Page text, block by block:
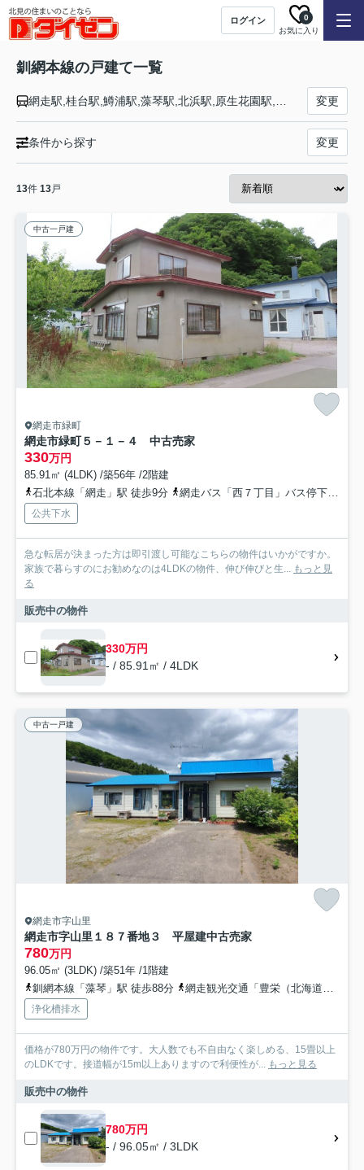
ログイン
お気に入り
0
釧網本線の戸建て一覧
変更
条件から探す 変更
13件 13戸
中古一戸建
網走市緑町
網走市緑町５－１－４ 中古売家
330万円
85.91㎡ (4LDK) /築56年 /2階建
石北本線「網走」駅 徒歩9分
網走バス「西７丁目」バス停下車 徒歩6分
公共下水
急な転居が決まった方は即引渡し可能なこちらの物件はいかがですか。
家族で暮らすのにお勧めなのは4LDKの物件、伸び伸びと生... もっと見
る
販売中の物件
330万円
- / 85.91㎡ / 4LDK
中古一戸建
網走市字山里
網走市字山里１８７番地３ 平屋建中古売家
780万円
96.05㎡ (3LDK) /築51年 /1階建
釧網本線「藻琴」駅 徒歩88分
網走観光交通「豊栄（北海道）」バス停下車 徒歩1分
浄化槽排水
価格が780万円の物件です。大人数でも不自由なく楽しめる、15畳以上
のLDKです。接道幅が15m以上ありますので利便性が... もっと見る
販売中の物件
780万円
- / 96.05㎡ / 3LDK